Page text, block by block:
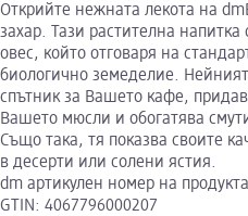
Открийте нежната лекота на
захар. Тази растителна
овес, който отговаря на
биологично земеделие.
спътник за Вашето кафе,
Вашето мюсли и обогатява
Също така, тя показва своите
в десерти или солени ястия.
dm артикулен номер на
GTIN: 4067796000207